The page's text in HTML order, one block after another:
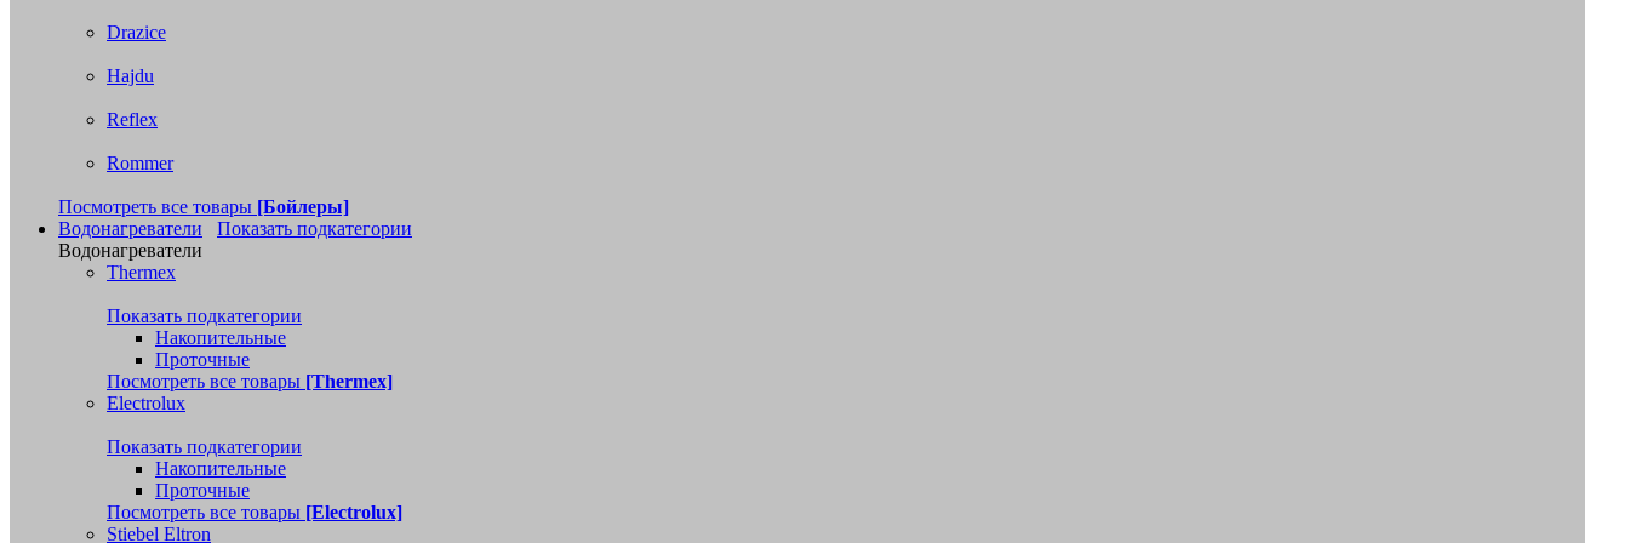
Drazice
Hajdu
Reflex
Rommer
Посмотреть все товары [Бойлеры]
Водонагреватели
Показать подкатегории
Водонагреватели
Thermex
Показать подкатегории
Накопительные
Проточные
Посмотреть все товары [Thermex]
Electrolux
Показать подкатегории
Накопительные
Проточные
Посмотреть все товары [Electrolux]
Stiebel Eltron